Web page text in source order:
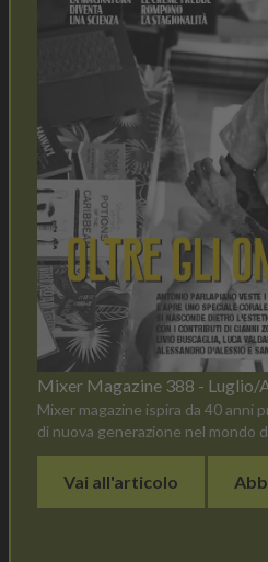
Mixer Magazine 388 - Luglio/
Mixer magazine ispira da 40
di nuova generazione nel mondo
Vai all'articolo